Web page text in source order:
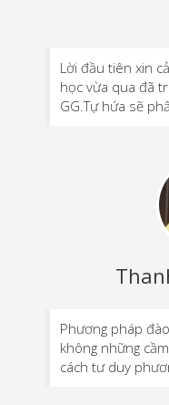
Lời đầu tiên xin
học vừa qua đã
GG.Tự hứa sẽ
Phương pháp
không những
cách tư duy